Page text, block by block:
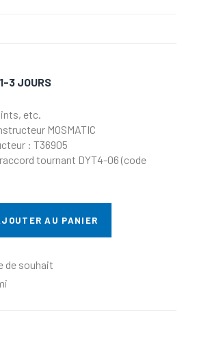
1-3 JOURS
etc.
MOSMATIC
: T36905
tournant DYT4-06 (code
AU PANIER
de souhait